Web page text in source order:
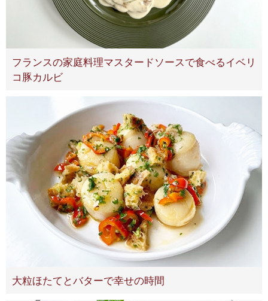
フランスの家庭料理マスタードソースで食べるイベリ
コ豚カルビ
大粒ほたてとバターで幸せの時間